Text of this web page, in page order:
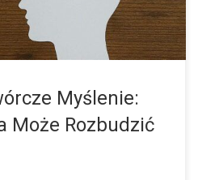
Myślenie:
Może Rozbudzić